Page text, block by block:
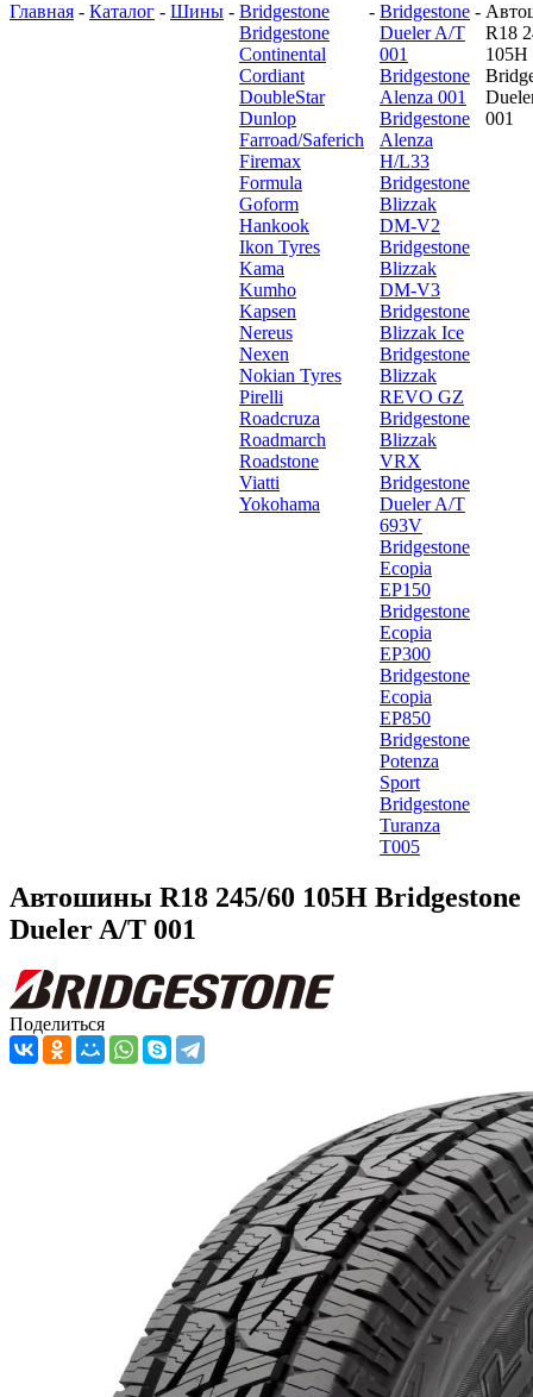
Главная - Каталог - Шины - Bridgestone
Bridgestone
Continental
Cordiant
DoubleStar
Dunlop
Farroad/Saferich
Firemax
Formula
Goform
Hankook
Ikon Tyres
Kama
Kumho
Kapsen
Nereus
Nexen
Nokian Tyres
Pirelli
Roadcruza
Roadmarch
Roadstone
Viatti
Yokohama
- Bridgestone
Dueler A/T
001
Bridgestone
Alenza 001
Bridgestone
Alenza
H/L33
Bridgestone
Blizzak
DM-V2
Bridgestone
Blizzak
DM-V3
Bridgestone
Blizzak Ice
Bridgestone
Blizzak
REVO GZ
Bridgestone
Blizzak
VRX
Bridgestone
Dueler A/T
693V
Bridgestone
Ecopia
EP150
Bridgestone
Ecopia
EP300
Bridgestone
Ecopia
EP850
Bridgestone
Potenza
Sport
Bridgestone
Turanza
T005
-
R18
105H
001
Автошины R18 245/60 105H Bridgestone
Dueler A/T 001
Поделиться